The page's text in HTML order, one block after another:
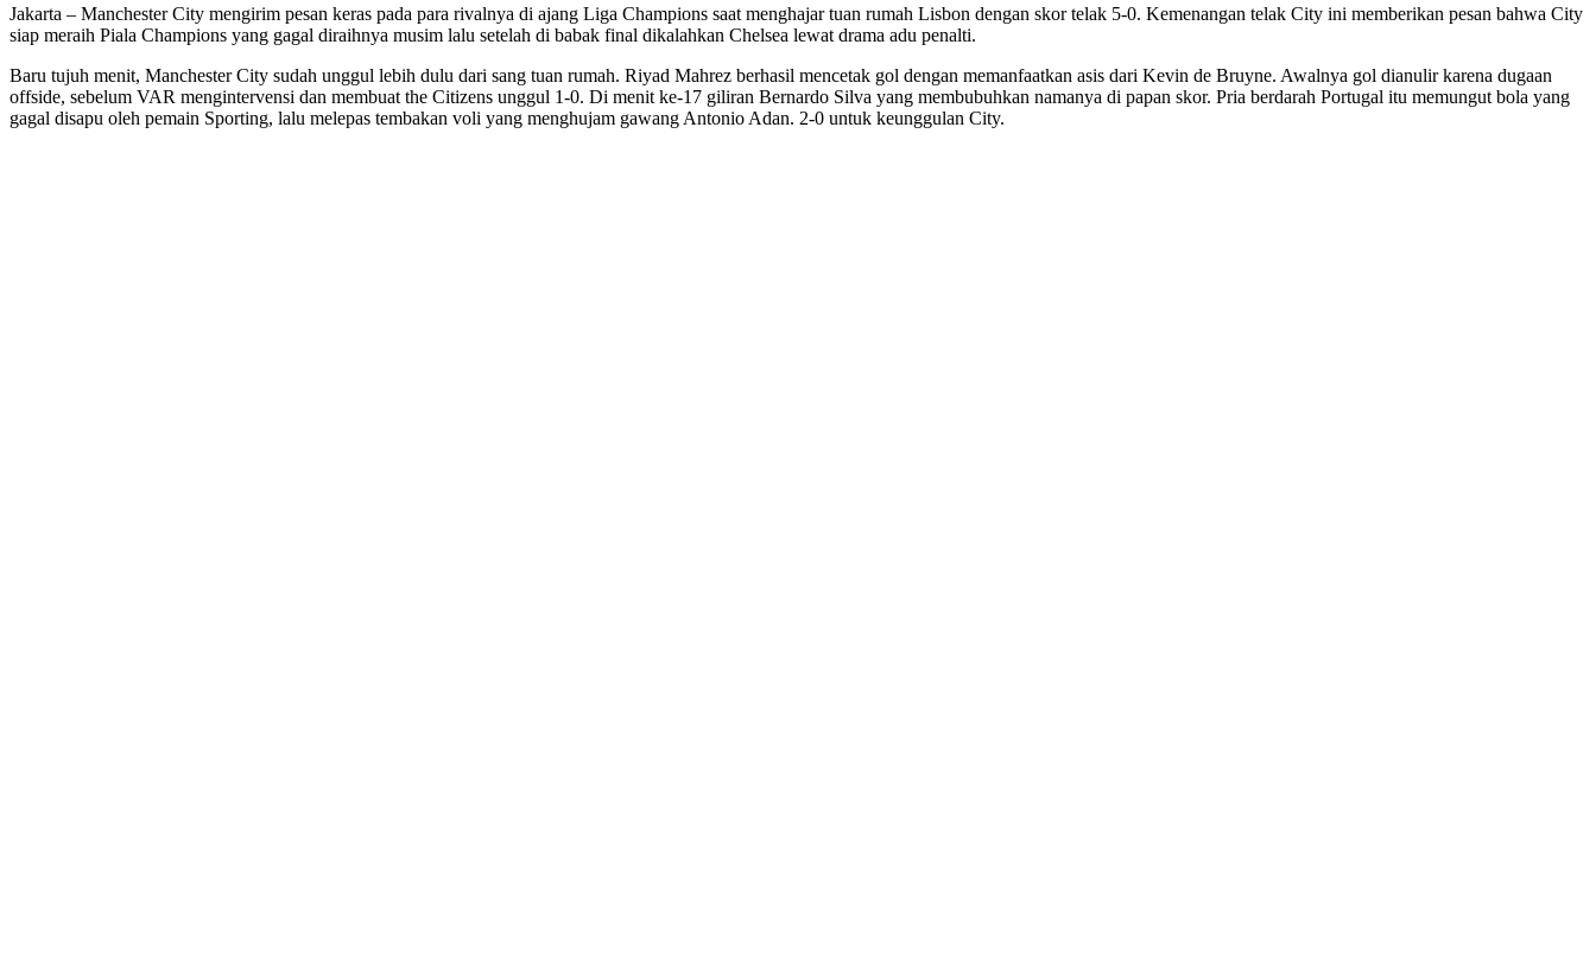
Jakarta – Manchester City mengirim pesan keras pada para rivalnya di ajang Liga Champions saat menghajar tuan rumah Lisbon dengan skor telak 5-0. Kemenangan telak City ini memberikan pesan bahwa City
siap meraih Piala Champions yang gagal diraihnya musim lalu setelah di babak final dikalahkan Chelsea lewat drama adu penalti.
Baru tujuh menit, Manchester City sudah unggul lebih dulu dari sang tuan rumah. Riyad Mahrez berhasil mencetak gol dengan memanfaatkan asis dari Kevin de Bruyne. Awalnya gol dianulir karena dugaan
offside, sebelum VAR mengintervensi dan membuat the Citizens unggul 1-0. Di menit ke-17 giliran Bernardo Silva yang membubuhkan namanya di papan skor. Pria berdarah Portugal itu memungut bola yang
gagal disapu oleh pemain Sporting, lalu melepas tembakan voli yang menghujam gawang Antonio Adan. 2-0 untuk keunggulan City.